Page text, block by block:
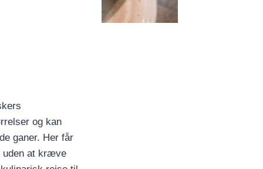
og kan
ganer. Her får
uden at kræve